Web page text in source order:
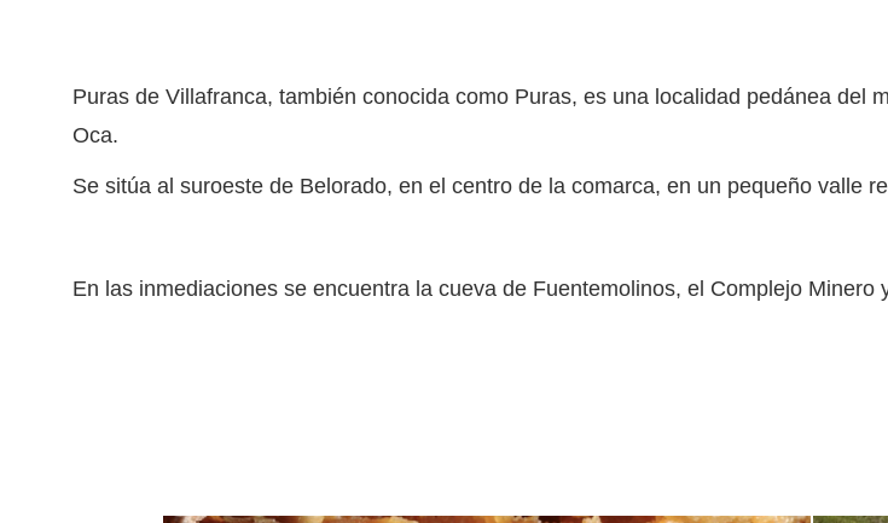
Puras de Villafranca, también conocida como Puras, es una localidad pedánea del
Oca.
Se sitúa al suroeste de Belorado, en el centro de la comarca, en un pequeño valle
En las inmediaciones se encuentra la cueva de Fuentemolinos, el Complejo Minero